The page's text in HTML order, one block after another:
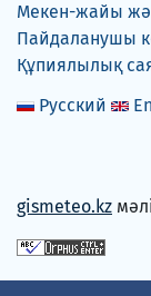
Мекен-жайы
Пайдаланушы
Құпиялылық
Русский
gismeteo.kz
Төлем